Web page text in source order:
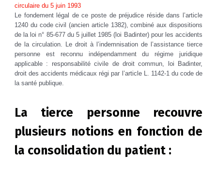
circulaire du 5 juin 1993
Le fondement légal de ce poste de préjudice réside dans l’article
1240 du code civil (ancien article 1382), combiné aux dispositions
de la loi n° 85-677 du 5 juillet 1985 (loi Badinter) pour les accidents
de la circulation. Le droit à l’indemnisation de l’assistance tierce
personne est reconnu indépendamment du régime juridique
applicable : responsabilité civile de droit commun, loi Badinter,
droit des accidents médicaux régi par l’article L. 1142-1 du code de
la santé publique.
La tierce personne recouvre
plusieurs notions en fonction de
la consolidation du patient :